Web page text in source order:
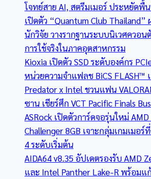
โจทย์สาย AI, สตรีมเมอร์ ประหยัดพื้
เปิดตัว “Quantum Club
นักวิจัย วางรากฐานระบบนิเวศควอน
การใช้จริงในภาคอุตสาหกรรม
Kioxia เปิดตัว SSD ระดับองค์กร
หน่วยความจำแฟลช BiCS FLASH™
Predator x Intel ชวนแฟน
ซาน เชียร์ศึก VCT Pacific Finals
ASRock เปิดตัวการ์ดจอรุ่นใหม่ AMD
Challenger 8GB เจาะกลุ่มเกมเมอร์
4 ระดับเริ่มต้น
AIDA64 v8.35 อัปเดตรองรับ AMD
และ Intel Panther Lake-R พร้อมแ